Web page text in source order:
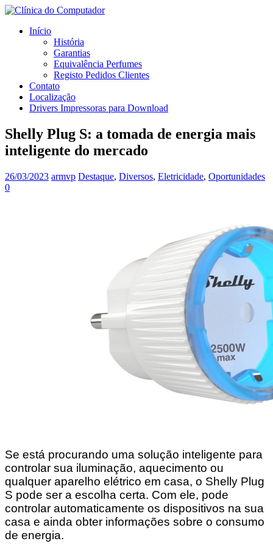
Início
História
Garantias
Equivalência Perfumes
Registo Pedidos Clientes
Contato
Localização
Drivers Impressoras para Download
Shelly Plug S: a tomada de energia mais
inteligente do mercado
26/03/2023 armvp Destaque, Diversos, Eletricidade, Oportunidades
0
Se está procurando uma solução inteligente para
controlar sua iluminação, aquecimento ou
qualquer aparelho elétrico em casa, o Shelly Plug
S pode ser a escolha certa. Com ele, pode
controlar automaticamente os dispositivos na sua
casa e ainda obter informações sobre o consumo
de energia.